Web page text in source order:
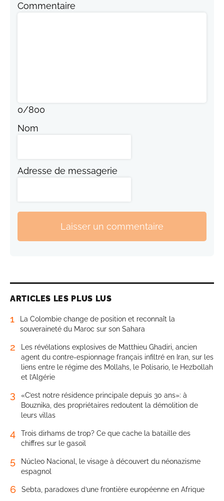
Commentaire
0/800
Nom
Adresse de messagerie
Laisser un commentaire
ARTICLES LES PLUS LUS
1
La Colombie change de position et reconnaît la
souveraineté du Maroc sur son Sahara
2
Les révélations explosives de Matthieu Ghadiri, ancien
agent du contre-espionnage français infiltré en Iran, sur les
liens entre le régime des Mollahs, le Polisario, le Hezbollah
et l’Algérie
3
«C’est notre résidence principale depuis 30 ans»: à
Bouznika, des propriétaires redoutent la démolition de
leurs villas
4
Trois dirhams de trop? Ce que cache la bataille des
chiffres sur le gasoil
5
Núcleo Nacional, le visage à découvert du néonazisme
espagnol
6 Sebta, paradoxes d’une frontière européenne en Afrique